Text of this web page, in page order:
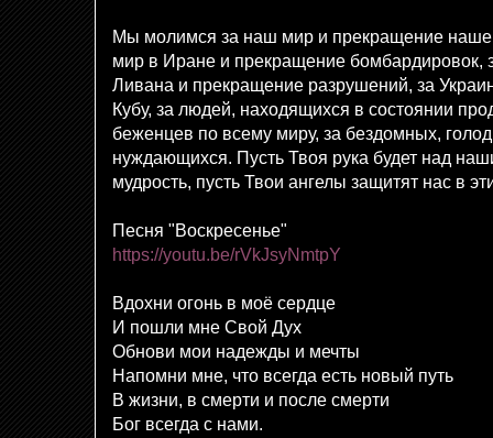
Мы молимся за наш мир и прекращение
мир в Иране и прекращение бомбардировок,
Ливана и прекращение разрушений, за
Кубу, за людей, находящихся в состоянии
беженцев по всему миру, за бездомных,
нуждающихся. Пусть Твоя рука будет над
мудрость, пусть Твои ангелы защитят нас в
Песня "Воскресенье"
https://youtu.be/rVkJsyNmtpY
Вдохни огонь в моё сердце
И пошли мне Свой Дух
Обнови мои надежды и мечты
Напомни мне, что всегда есть новый путь
В жизни, в смерти и после смерти
Бог всегда с нами.